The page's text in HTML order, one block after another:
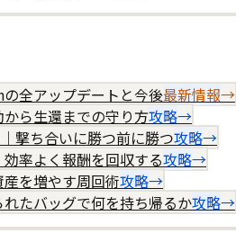
全アップデートと今後最新情報→
ら生還までの守り方攻略→
撃ち合いに勝つ前に勝つ攻略→
率よく報酬を回収する攻略→
を増やす周回術攻略→
たバッグで何を持ち帰るか攻略→